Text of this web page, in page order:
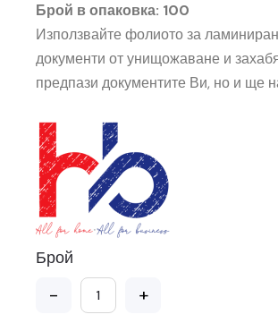
Брой в опаковка: 100
Използвайте фолиото за
документи от унищожаване и
предпази документите Ви, но и ще
Брой
- +